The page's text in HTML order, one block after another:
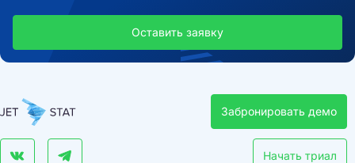
Оставить заявку
Забронировать демо
Начать триал